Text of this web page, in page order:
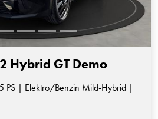
Hybrid GT Demo
| Elektro/Benzin Mild-Hybrid |